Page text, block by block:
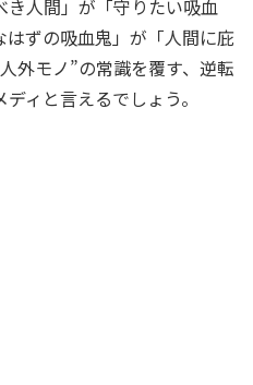
人間」が「守りたい吸血
ずの吸血鬼」が「人間に庇
外モノ”の常識を覆す、逆転
ィと言えるでしょう。